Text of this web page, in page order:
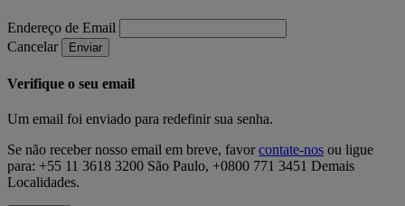
Endereço de Email
Cancelar
Enviar
Verifique o seu email
Um email foi enviado para redefinir sua senha.
Se não receber nosso email em breve, favorcontate-nos ou ligue
para: +55 11 3618 3200 São Paulo, +0800 771 3451 Demais
Localidades.